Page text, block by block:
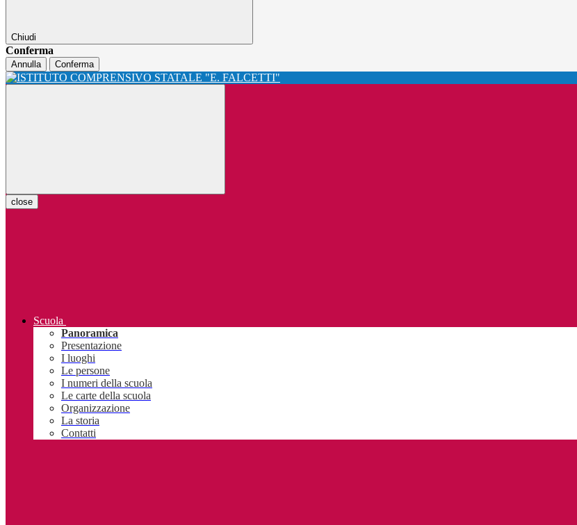
Chiudi
Conferma
Annulla Conferma
close
Scuola
Panoramica
Presentazione
I luoghi
Le persone
I numeri della scuola
Le carte della scuola
Organizzazione
La storia
Contatti